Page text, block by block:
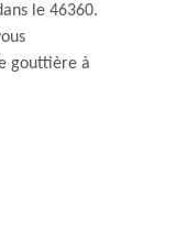
le 46360.
gouttière à